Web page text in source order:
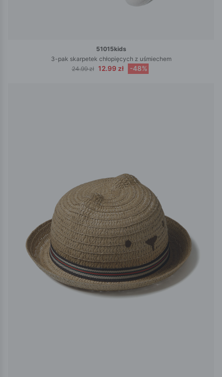
51015kids
3-pak skarpetek chłopięcych z uśmiechem
24.99 zł 12.99 zł -48%